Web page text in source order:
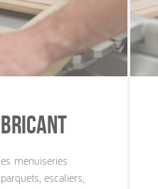
menuiseries
escaliers,